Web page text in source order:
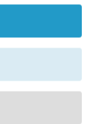
ETHYLHEXYL
LINALOOL,
VIOLET 2